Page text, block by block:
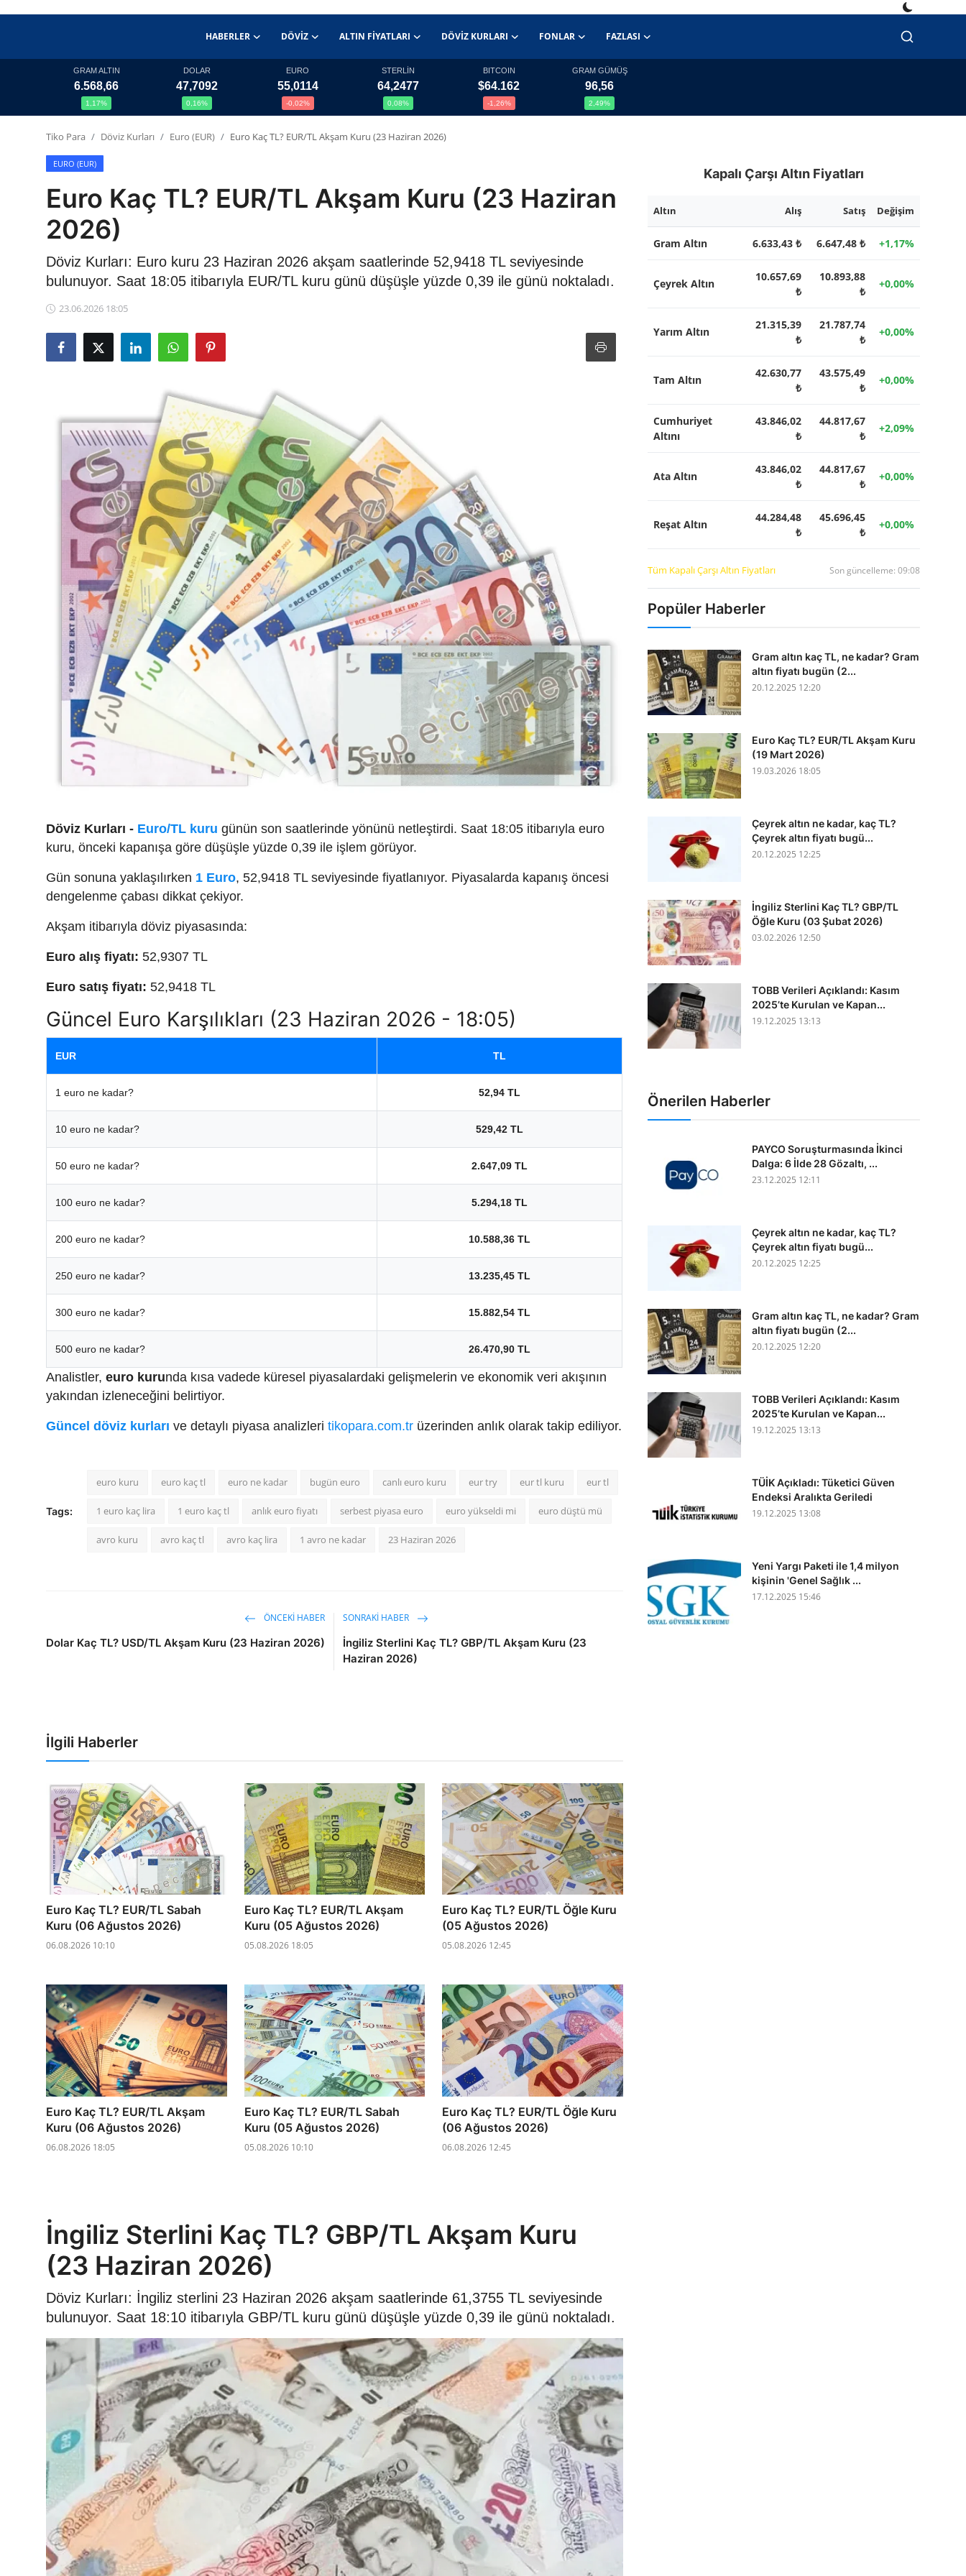
HABERLER DÖVIZ ALTIN FIYATLARI DÖVIZ KURLARI FONLAR FAZLASI
Altın Fiyatları
Döviz Kurları
Kripto Paralar
Çeviriciler
TCMB Kurları
Şirket Haberleri
GRAM ALTIN
6.568,66
1,17%
DOLAR
47,7092
0,16%
EURO
55,0114
-0,02%
STERLİN
64,2477
0,08%
BITCOIN
$64.162
-1,26%
GRAM GÜMÜŞ
96,56
2,49%
Tiko Para Döviz Kurları Euro (EUR) Euro Kaç TL? EUR/TL Akşam Kuru (23 Haziran 2026)
EURO (EUR)
Euro Kaç TL? EUR/TL Akşam Kuru (23 Haziran
2026)
Döviz Kurları: Euro kuru 23 Haziran 2026 akşam saatlerinde 52,9418 TL seviyesinde
bulunuyor. Saat 18:05 itibarıyla EUR/TL kuru günü düşüşle yüzde 0,39 ile günü noktaladı.
23.06.2026 18:05
Döviz Kurları - Euro/TL kuru günün son saatlerinde yönünü netleştirdi. Saat 18:05 itibarıyla euro
kuru, önceki kapanışa göre düşüşle yüzde 0,39 ile işlem görüyor.
Gün sonuna yaklaşılırken 1 Euro, 52,9418 TL seviyesinde fiyatlanıyor. Piyasalarda kapanış öncesi
dengelenme çabası dikkat çekiyor.
Akşam itibarıyla döviz piyasasında:
Euro alış fiyatı: 52,9307 TL
Euro satış fiyatı: 52,9418 TL
Güncel Euro Karşılıkları (23 Haziran 2026 - 18:05)
EUR TL
1 euro ne kadar? 52,94 TL
10 euro ne kadar? 529,42 TL
50 euro ne kadar? 2.647,09 TL
100 euro ne kadar? 5.294,18 TL
200 euro ne kadar? 10.588,36 TL
250 euro ne kadar? 13.235,45 TL
300 euro ne kadar? 15.882,54 TL
500 euro ne kadar? 26.470,90 TL
Analistler, euro kurunda kısa vadede küresel piyasalardaki gelişmelerin ve ekonomik veri akışının
yakından izleneceğini belirtiyor.
Güncel döviz kurları ve detaylı piyasa analizleri tikopara.com.tr üzerinden anlık olarak takip ediliyor.
Tags:
euro kuru euro kaç tl euro ne kadar bugün euro canlı euro kuru eur try eur tl kuru eur tl
1 euro kaç lira 1 euro kaç tl anlık euro fiyatı serbest piyasa euro euro yükseldi mi euro düştü mü
avro kuru avro kaç tl avro kaç lira 1 avro ne kadar 23 Haziran 2026
ÖNCEKI HABER
Dolar Kaç TL? USD/TL Akşam Kuru (23 Haziran 2026)
SONRAKI HABER
İngiliz Sterlini Kaç TL? GBP/TL Akşam Kuru (23
Haziran 2026)
İlgili Haberler
Euro Kaç TL? EUR/TL Sabah
Kuru (06 Ağustos 2026)
06.08.2026 10:10
Euro Kaç TL? EUR/TL Akşam
Kuru (05 Ağustos 2026)
05.08.2026 18:05
Euro Kaç TL? EUR/TL Öğle Kuru
(05 Ağustos 2026)
05.08.2026 12:45
Euro Kaç TL? EUR/TL Akşam
Kuru (06 Ağustos 2026)
06.08.2026 18:05
Euro Kaç TL? EUR/TL Sabah
Kuru (05 Ağustos 2026)
05.08.2026 10:10
Euro Kaç TL? EUR/TL Öğle Kuru
(06 Ağustos 2026)
06.08.2026 12:45
İngiliz Sterlini Kaç TL? GBP/TL Akşam Kuru
(23 Haziran 2026)
Döviz Kurları: İngiliz sterlini 23 Haziran 2026 akşam saatlerinde 61,3755 TL seviyesinde
bulunuyor. Saat 18:10 itibarıyla GBP/TL kuru günü düşüşle yüzde 0,39 ile günü noktaladı.
Kapalı Çarşı Altın Fiyatları
Altın Alış Satış Değişim
Gram Altın 6.633,43 ₺ 6.647,48 ₺ +1,17%
Çeyrek Altın
10.657,69
₺
10.893,88
₺
+0,00%
Yarım Altın
21.315,39
₺
21.787,74
₺
+0,00%
Tam Altın
42.630,77
₺
43.575,49
₺
+0,00%
Cumhuriyet
Altını
43.846,02
₺
44.817,67
₺
+2,09%
Ata Altın
43.846,02
₺
44.817,67
₺
+0,00%
Reşat Altın
44.284,48
₺
45.696,45
₺
+0,00%
Tüm Kapalı Çarşı Altın Fiyatları Son güncelleme: 09:08
Popüler Haberler
Gram altın kaç TL, ne kadar? Gram
altın fiyatı bugün (2...
20.12.2025 12:20
Euro Kaç TL? EUR/TL Akşam Kuru
(19 Mart 2026)
19.03.2026 18:05
Çeyrek altın ne kadar, kaç TL?
Çeyrek altın fiyatı bugü...
20.12.2025 12:25
İngiliz Sterlini Kaç TL? GBP/TL
Öğle Kuru (03 Şubat 2026)
03.02.2026 12:50
TOBB Verileri Açıklandı: Kasım
2025’te Kurulan ve Kapan...
19.12.2025 13:13
Önerilen Haberler
PAYCO Soruşturmasında İkinci
Dalga: 6 İlde 28 Gözaltı, ...
23.12.2025 12:11
Çeyrek altın ne kadar, kaç TL?
Çeyrek altın fiyatı bugü...
20.12.2025 12:25
Gram altın kaç TL, ne kadar? Gram
altın fiyatı bugün (2...
20.12.2025 12:20
TOBB Verileri Açıklandı: Kasım
2025’te Kurulan ve Kapan...
19.12.2025 13:13
TÜİK Açıkladı: Tüketici Güven
Endeksi Aralıkta Geriledi
19.12.2025 13:08
Yeni Yargı Paketi ile 1,4 milyon
kişinin 'Genel Sağlık ...
17.12.2025 15:46